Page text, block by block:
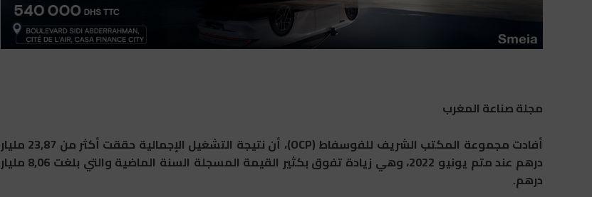
مجلة صناعة المغرب
أفادت مجموعة المكتب الشريف للفوسفاط (OCP)، أن نتيجة التشغيل الإجمالية حققت أكثر من 23,87 مليار
درهم عند متم يونيو 2022، وهي زيادة تفوق بكثير القيمة المسجلة السنة الماضية والتي بلغت 8,06 مليار
درهم.